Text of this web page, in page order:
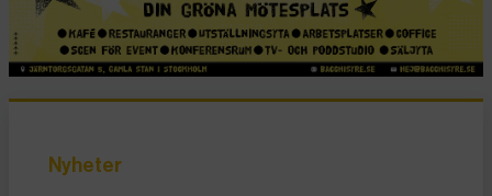
Nyheter